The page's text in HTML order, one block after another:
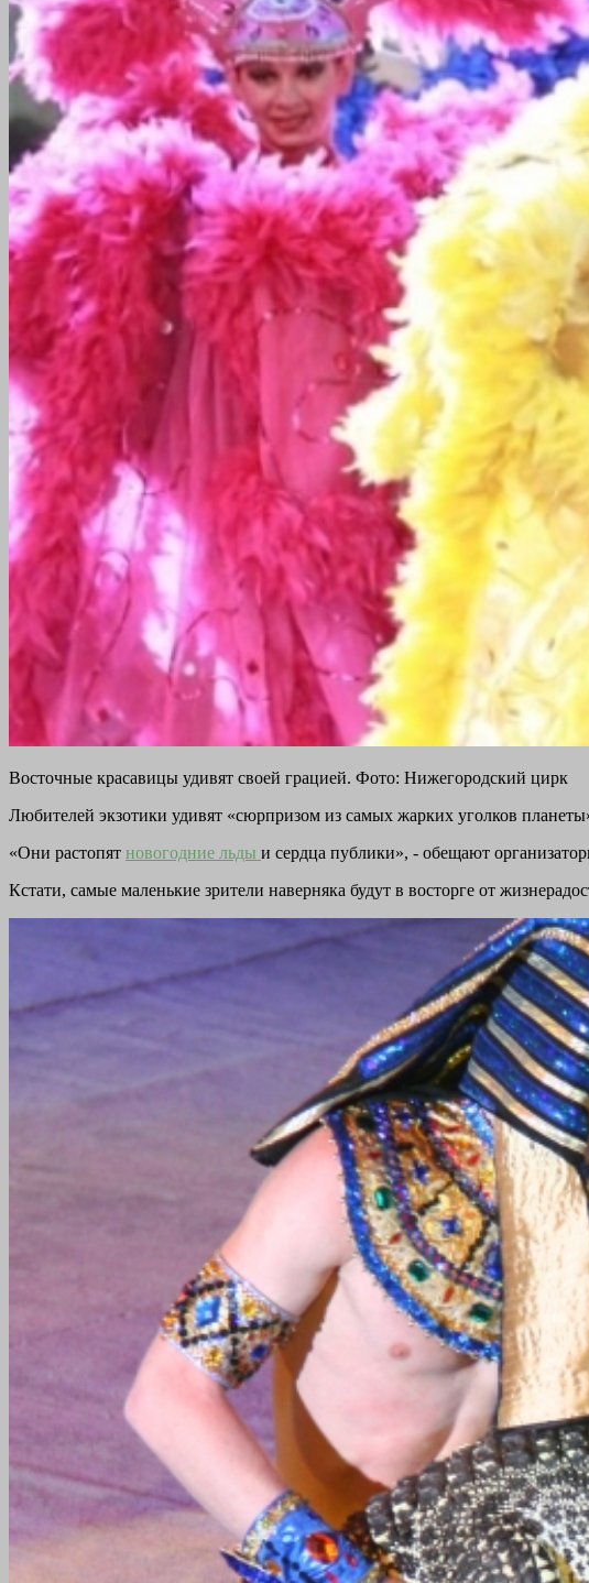
Восточные красавицы удивят своей грацией. Фото: Нижегородский цирк
Любителей экзотики удивят «сюрпризом из самых жарких уголков
«Они растопят новогодние льды и сердца публики», - обещают
Кстати, самые маленькие зрители наверняка будут в восторге от